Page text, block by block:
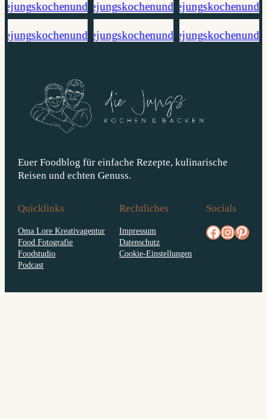
Euer Foodblog für einfache Rezepte, kulinarische
Reisen und echten Genuss.
Quicklinks
Oma Lore Kreativagentur
Food Fotografie
Foodstudio
Podcast
Rechtliches
Impressum
Datenschutz
Cookie-Einstellungen
Socials
facebook.com/diejungskochenundbacken Instagrampinterest.com/diejungs